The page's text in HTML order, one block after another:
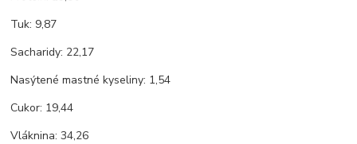
Tuk: 9,87
Sacharidy: 22,17
Nasýtené mastné kyseliny: 1,54
Cukor: 19,44
Vláknina: 34,26